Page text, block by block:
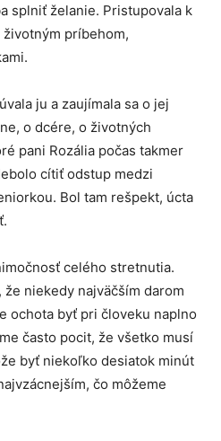
splniť želanie. Pristupovala k
príbehom,
ju a zaujímala sa o jej
o dcére, o životných
pani Rozália počas takmer
cítiť odstup medzi
Bol tam rešpekt, úcta
celého stretnutia.
že niekedy najväčším darom
ochota byť pri človeku naplno
často pocit, že všetko musí
byť niekoľko desiatok minút
čo môžeme